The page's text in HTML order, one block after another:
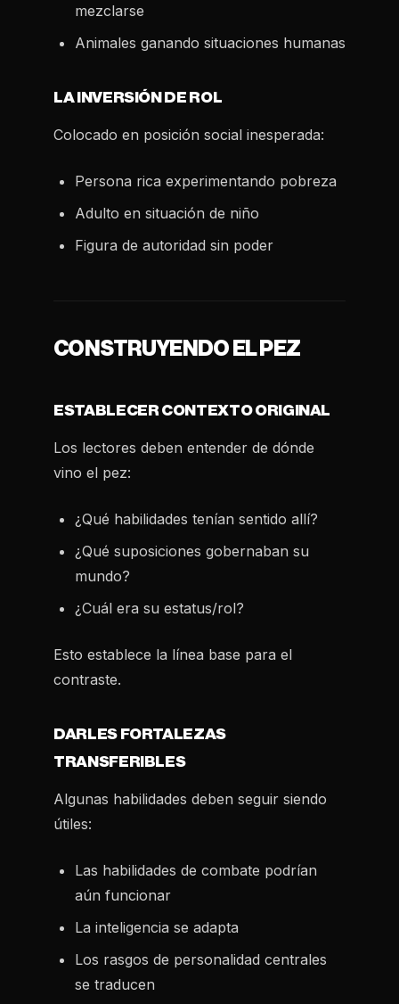
mezclarse
Animales ganando situaciones humanas
LA INVERSIÓN DE ROL
Colocado en posición social inesperada:
Persona rica experimentando pobreza
Adulto en situación de niño
Figura de autoridad sin poder
CONSTRUYENDO EL PEZ
ESTABLECER CONTEXTO ORIGINAL
Los lectores deben entender de dónde
vino el pez:
¿Qué habilidades tenían sentido allí?
¿Qué suposiciones gobernaban su
mundo?
¿Cuál era su estatus/rol?
Esto establece la línea base para el
contraste.
DARLES FORTALEZAS
TRANSFERIBLES
Algunas habilidades deben seguir siendo
útiles:
Las habilidades de combate podrían
aún funcionar
La inteligencia se adapta
Los rasgos de personalidad centrales
se traducen